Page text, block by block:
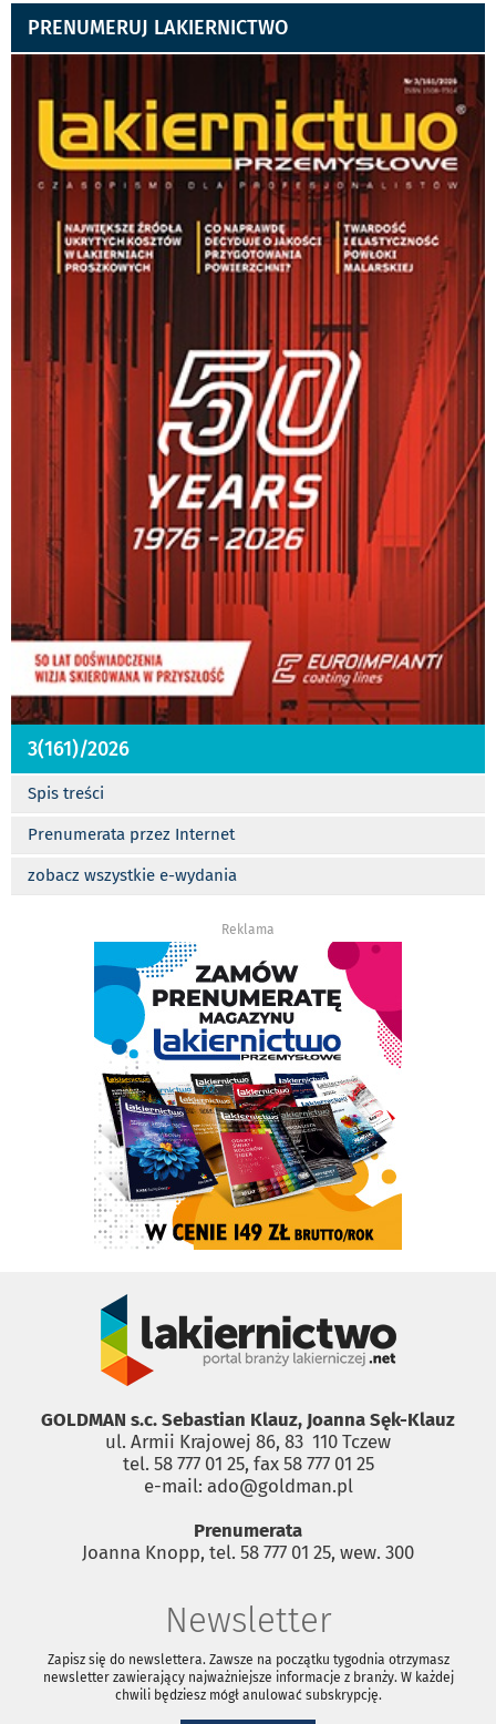
PRENUMERUJ LAKIERNICTWO
3(161)/2026
Spis treści
Prenumerata przez Internet
zobacz wszystkie e-wydania
Reklama
GOLDMAN s.c. Sebastian Klauz, Joanna Sęk-Klauz
ul. Armii Krajowej 86, 83 ­ 110 Tczew
tel. 58 777 01 25, fax 58 777 01 25
e-mail: ado@goldman.pl
Prenumerata
Joanna Knopp, tel. 58 777 01 25, wew. 300
Newsletter
Zapisz się do newslettera. Zawsze na początku tygodnia otrzymasz
newsletter zawierający najważniejsze informacje z branży. W każdej
chwili będziesz mógł anulować subskrypcję.